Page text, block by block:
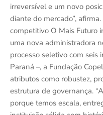
irreversível e um novo
diante do mercado”,
competitivo O Mais Futuro
uma nova administradora
processo seletivo com seis
Paraná –, a Fundação
atributos como robustez,
estrutura de governança.
porque temos escala,